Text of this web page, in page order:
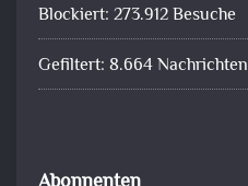
Blockiert: 273.912 Besuche
Gefiltert: 8.664 Nachrichten